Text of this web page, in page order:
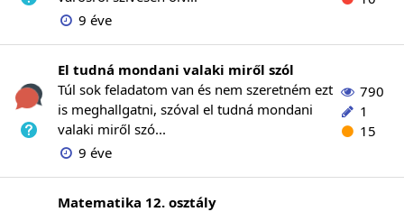
9 éve
El tudná mondani valaki miről szól
Túl sok feladatom van és nem szeretném ezt
is meghallgatni, szóval el tudná mondani
valaki miről szó...
9 éve
790
1
15
Matematika 12. osztály